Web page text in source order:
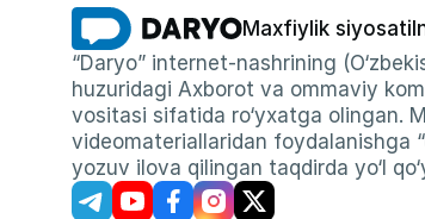
Maxfiylik siyosati
“Daryo” internet-nashrining
huzuridagi Axborot va ommaviy
vositasi sifatida ro‘yxatga olingan.
videomateriallaridan foydalanishga
yozuv ilova qilingan taqdirda yo‘l